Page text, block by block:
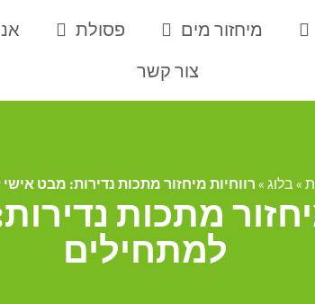
מיחזור מים פסולת
צור קשר
»בלוג»רווחיות מיחזור מתכות נדירות: מבט
מתכות
למתחילים